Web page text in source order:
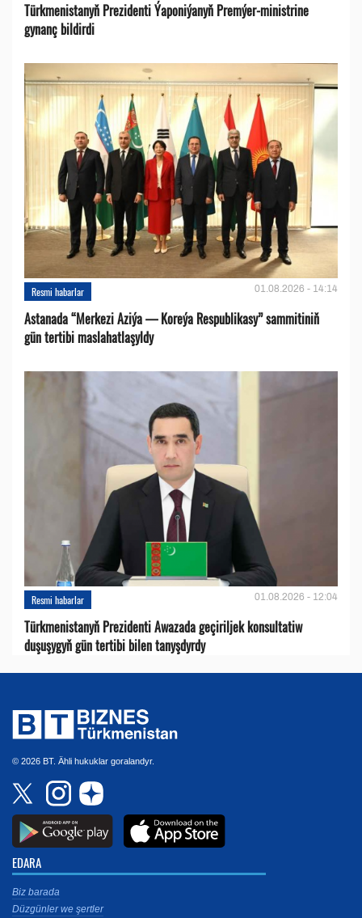
Türkmenistanyň Prezidenti Ýaponiýanyň Premýer-ministrine
gynanç bildirdi
Resmi habarlar 01.08.2026 - 14:14
Astanada “Merkezi Aziýa — Koreýa Respublikasy” sammitiniň
gün tertibi maslahatlaşyldy
Resmi habarlar 01.08.2026 - 12:04
Türkmenistanyň Prezidenti Awazada geçiriljek konsultatiw
duşuşygyň gün tertibi bilen tanyşdyrdy
© 2026 BT. Ähli hukuklar goralandyr.
EDARA
Biz barada
Düzgünler we şertler